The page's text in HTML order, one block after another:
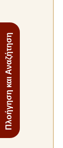
Πλοήγηση και Αναζήτηση